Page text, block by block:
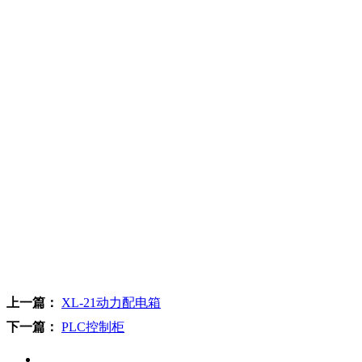
上一篇： XL-21动力配电箱
下一篇： PLC控制柜